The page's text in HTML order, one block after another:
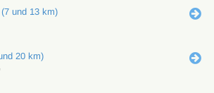
und 13 km)
20 km)